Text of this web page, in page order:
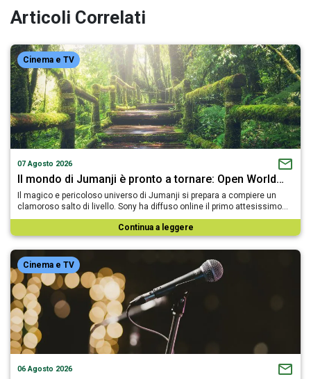
Articoli Correlati
Cinema e TV
07 Agosto 2026
Il mondo di Jumanji è pronto a tornare: Open World…
Il magico e pericoloso universo di Jumanji si prepara a compiere un
clamoroso salto di livello. Sony ha diffuso online il primo attesissimo…
Continua a leggere
Cinema e TV
06 Agosto 2026